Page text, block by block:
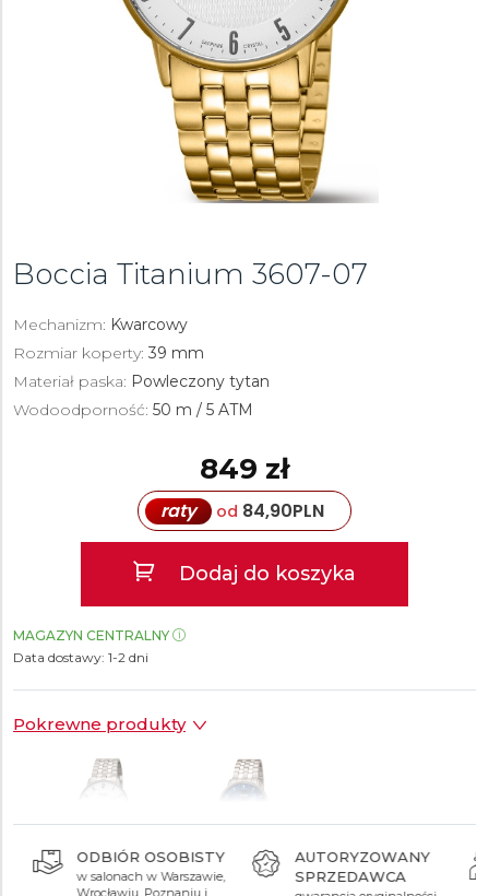
Boccia Titanium 3607-07
Mechanizm: Kwarcowy
Rozmiar koperty: 39 mm
Materiał paska: Powleczony tytan
Wodoodporność: 50 m / 5 ATM
849 zł
raty od 84,90PLN
Dodaj do koszyka
MAGAZYN CENTRALNY
Data dostawy: 1-2 dni
Pokrewne produkty
ODBIÓR OSOBISTY
w salonach w Warszawie,
Wrocławiu, Poznaniu i
AUTORYZOWANY
SPRZEDAWCA